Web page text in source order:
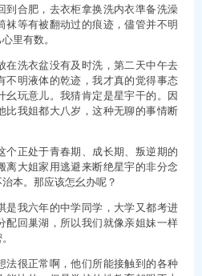
到合肥，去衣柜拿换洗内衣準备洗澡
袜等有被翻动过的痕迹，儘管并不明
里有数。
在洗衣盆没有及时洗，第二天中午去
不明液体的乾迹，我才真的觉得事态
幺玩意儿。我猜肯定是星宇干的。因
比我姐都大八岁，这种无聊的事情断
个正处于青春期、成长期、叛逆期的
离大姐家用逃避来断绝星宇的非分念
本。那应该怎幺办呢？
是我六年的中学同学，大学又都考进
配回巢湖，所以我们就像亲姐妹一样
法很正常啊，他们所能接触到的各种